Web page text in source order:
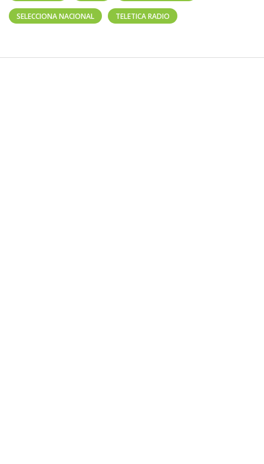
SELECCIONA NACIONAL TELETICA RADIO